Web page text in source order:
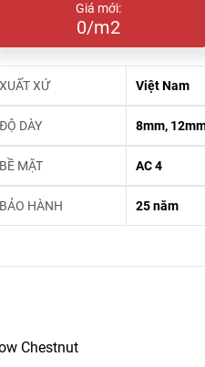
Giá mới:
0/m2
XUẤT XỨ Việt Nam
ĐỘ DÀY 8mm,
BỀ MẶT AC 4
BẢO HÀNH 25 năm
Chestnut